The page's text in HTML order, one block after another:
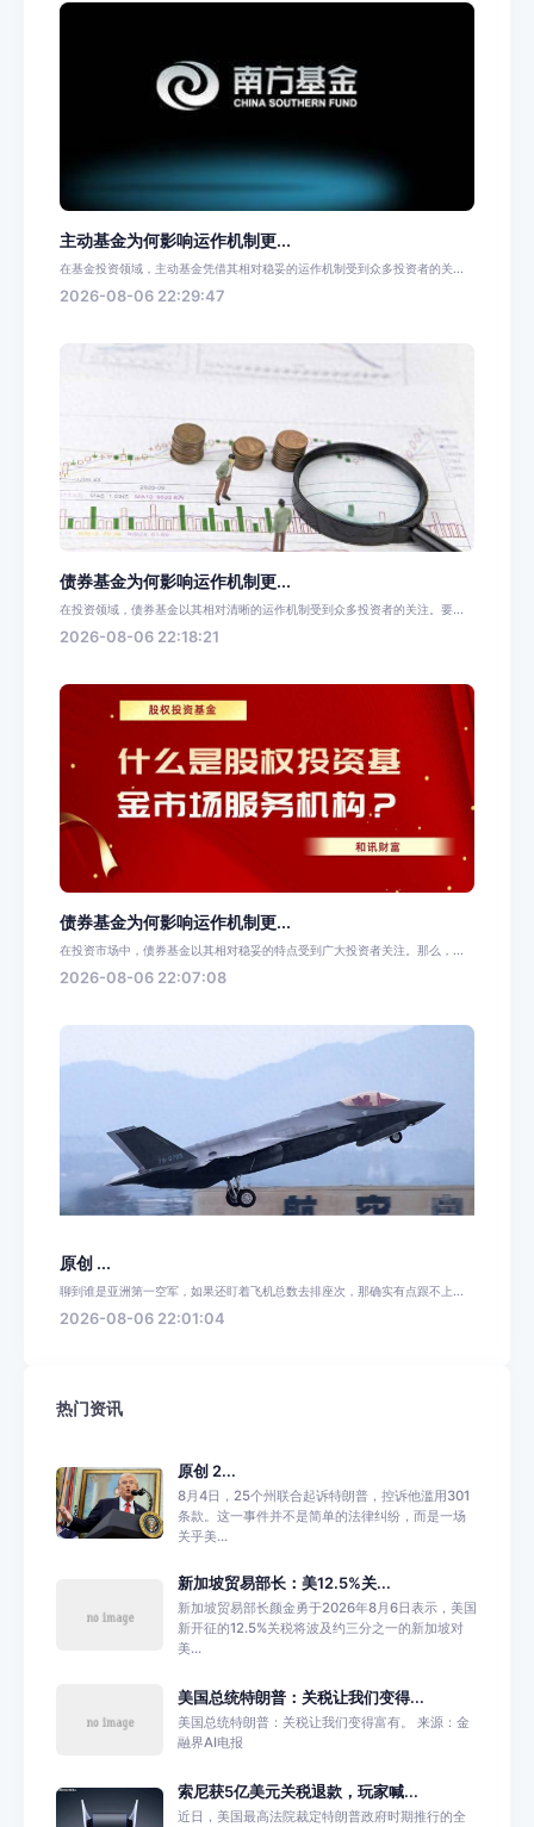
主动基金为何影响运作机制更...
在基金投资领域，主动基金凭借其相对稳妥的运作机制受到众多投资者的关...
2026-08-06 22:29:47
债券基金为何影响运作机制更...
在投资领域，债券基金以其相对清晰的运作机制受到众多投资者的关注。要...
2026-08-06 22:18:21
债券基金为何影响运作机制更...
在投资市场中，债券基金以其相对稳妥的特点受到广大投资者关注。那么，...
2026-08-06 22:07:08
原创 ...
聊到谁是亚洲第一空军，如果还盯着飞机总数去排座次，那确实有点跟不上...
2026-08-06 22:01:04
热门资讯
原创 2...
8月4日，25个州联合起诉特朗普，控诉他滥用301
条款。这一事件并不是简单的法律纠纷，而是一场
关乎美...
新加坡贸易部长：美12.5%关...
新加坡贸易部长颜金勇于2026年8月6日表示，美国
新开征的12.5%关税将波及约三分之一的新加坡对
美...
美国总统特朗普：关税让我们变得...
美国总统特朗普：关税让我们变得富有。 来源：金
融界AI电报
索尼获5亿美元关税退款，玩家喊...
近日，美国最高法院裁定特朗普政府时期推行的全